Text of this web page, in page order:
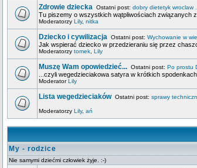
Zdrowie dziecka Ostatni post: dobry dietetyk wroclaw ...
Tu piszemy o wszystkich wątpliwościach związanych
Moderatorzy Lily, nitka
Dziecko i cywilizacja Ostatni post: Wychowanie w
Jak wspierać dziecko w przedzieraniu się przez
Moderatorzy tomek Lily
Muszę Wam opowiedzieć... Ostatni post: Po prostu
...czyli wegedzieciakowa satyra w krótkich
ModeratorLily
Lista wegedzieciakówOstatni post: sprawy
Moderatorzy Lily, ań
My - rodzice
Nie samymi dziećmi człowiek żyje. :-)